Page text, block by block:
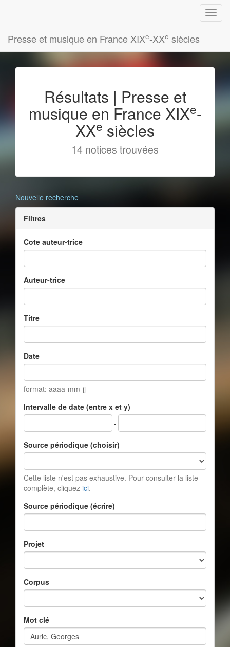
Presse et musique en France XIXe-XXe siècles
Résultats | Presse et
musique en France XIXe-
XXe siècles
14 notices trouvées
Nouvelle recherche
Filtres
Cote auteur-trice
Auteur-trice
Titre
Date
format: aaaa-mm-jj
Intervalle de date (entre x et y)
-
Source périodique (choisir)
Cette liste n'est pas exhaustive. Pour consulter la liste
complète, cliquez ici.
Source périodique (écrire)
Projet
Corpus
Mot clé